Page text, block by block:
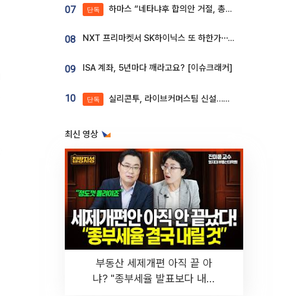
07 단독 하마스 “네타냐후 합의안 거절, 총선 앞두고 시간 끌기”
08 NXT 프리마켓서 SK하이닉스 또 하한가⋯‘11주 거래’에 시초가 왜곡
09 ISA 계좌, 5년마다 깨라고요? [이슈크래커]
10 단독 실리콘투, 라이브커머스팀 신설…K뷰티 ‘글로벌 판매망’ 확대[K뷰티 라방戰]
최신 영상
부동산 세제개편 아직 끝 아
냐? "종부세율 발표보다 내릴